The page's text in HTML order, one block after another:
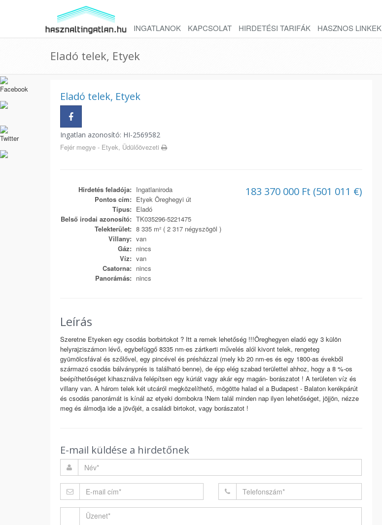
INGATLANOK KAPCSOLAT HIRDETÉSI TARIFÁK HASZNOS LINKEK
Eladó telek, Etyek
Eladó telek, Etyek
Ingatlan azonosító: HI-2569582
Fejér megye - Etyek, Üdülőövezeti
183 370 000 Ft (501 011 €)
Hirdetés feladója: Ingatlaniroda
Pontos cím: Etyek Öreghegyi út
Típus: Eladó
Belső irodai azonosító: TK035296-5221475
Telekterület: 8 335 m² ( 2 317 négyszögöl )
Villany: van
Gáz: nincs
Víz: van
Csatorna: nincs
Panorámás: nincs
Leírás
Szeretne Etyeken egy csodás borbirtokot ? Itt a remek lehetőség !!!Öreghegyen eladó egy 3 külön
helyrajziszámon lévő, egybefüggő 8335 nm-es zártkerti művelés alól kivont telek, rengeteg
gyümölcsfával és szőlővel, egy pincével és présházzal (mely kb 20 nm-es és egy 1800-as évekből
származó csodás bálványprés is található benne), de épp elég szabad területtel ahhoz, hogy a 8 %-os
beépíthetőséget kihasználva felépítsen egy kúriát vagy akár egy magán- borászatot ! A területen víz és
villany van. A három telek két utcáról megközelíthető, mögötte halad el a Budapest - Balaton kerékpárút
és csodás panorámát is kínál az etyeki dombokra !Nem talál minden nap ilyen lehetőséget, jöjjön, nézze
meg és álmodja ide a jövőjét, a családi birtokot, vagy borászatot !
E-mail küldése a hirdetőnek